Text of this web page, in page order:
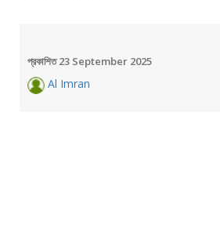
প্রকাশিত 23 September 2025
Al Imran